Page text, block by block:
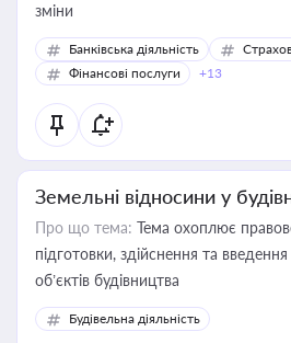
зміни
Банківська діяльність
Фінансові послуги
+13
Земельні відносини у
Про що тема: Тема охоплює
підготовки, здійснення та
об’єктів будівництва
Будівельна діяльність